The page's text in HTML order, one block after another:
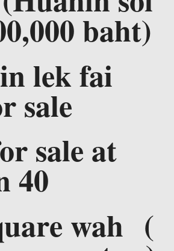
baht)
lek fai
sale
sale at
40
wah (